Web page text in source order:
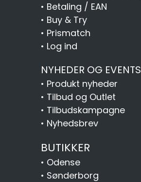
• Betaling / EAN
• Buy & Try
• Prismatch
• Log ind
NYHEDER OG EVENTS
• Produkt nyheder
• Tilbud og Outlet
• Tilbudskampagne
• Nyhedsbrev
BUTIKKER
• Odense
• Sønderborg